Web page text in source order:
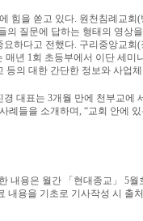
힘을 쏟고 있다. 원천침례교회 (
의 질문에 답하는 형태의 영상
요하다고 전했다. 구리중앙교회 (
매년 1회 초등부에서 이단 세미
등의 대한 간단한 정보와 사업
경 대표는 3개월 만에 천부교에
례들을 소개하며, “교회 안에
내용은 월간 「 현대종교 」 5월
내용을 기초로 기사작성 시 출